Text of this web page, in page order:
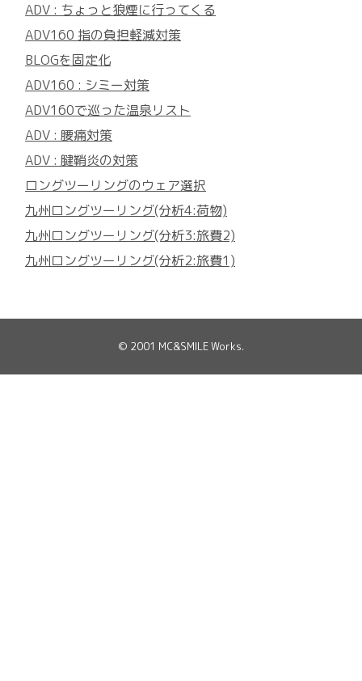
ADV : ちょっと狼煙に行ってくる
ADV160 指の負担軽減対策
BLOGを固定化
ADV160 : シミー対策
ADV160で巡った温泉リスト
ADV : 腰痛対策
ADV : 腱鞘炎の対策
ロングツーリングのウェア選択
九州ロングツーリング(分析4:荷物)
九州ロングツーリング(分析3:旅費2)
九州ロングツーリング(分析2:旅費1)
© 2001 MC&SMILE Works.